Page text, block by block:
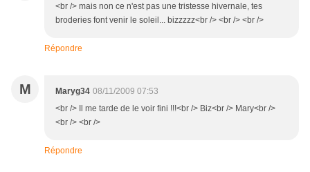
<br /> mais non ce n'est pas une tristesse hivernale, tes
broderies font venir le soleil... bizzzzz<br /> <br /> <br />
Répondre
M Maryg34 08/11/2009 07:53
<br /> Il me tarde de le voir fini !!!<br /> Biz<br /> Mary<br />
<br /> <br />
Répondre